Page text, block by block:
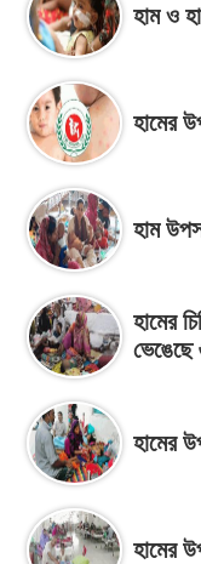
হাম ও
হামের
হাম
হামের
ভেঙেছে
হামের
হামের